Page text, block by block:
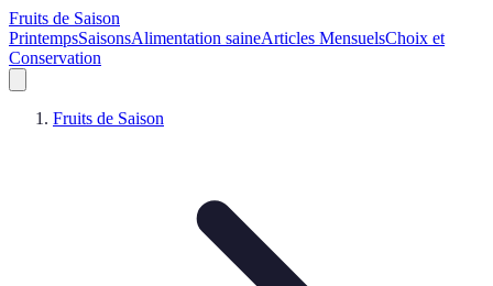
Fruits de Saison
PrintempsSaisonsAlimentation saineArticles MensuelsChoix et
Conservation
Fruits de Saison